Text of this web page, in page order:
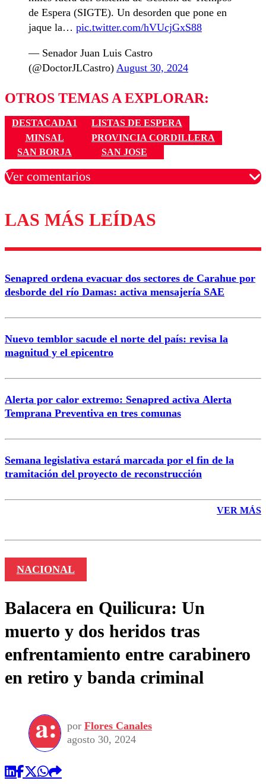
de Espera (SIGTE). Un desorden que pone en
jaque la… pic.twitter.com/hVUcjGxS88
— Senador Juan Luis Castro
(@DoctorJLCastro) August 30, 2024
OTROS TEMAS A EXPLORAR:
DESTACADA1
LISTAS DE ESPERA
MINSAL
PROVINCIA CORDILLERA
SAN BORJA
SAN JOSE
Ver comentarios
Los comentarios son moderados para garantizar un
diálogo respetuoso.
Correo
LAS MÁS LEÍDAS
Senapred ordena evacuar dos sectores de Carahue por
desborde del río Damas: activa mensajería SAE
Nuevo temblor sacude el norte del país: revisa la
magnitud y el epicentro
Alerta por calor extremo: Senapred activa Alerta
Temprana Preventiva en tres comunas
Semana legislativa estará marcada por el fin de la
tramitación del proyecto de reconstrucción
VER MÁS
NACIONAL
Balacera en Quilicura: Un
muerto y dos heridos tras
enfrentamiento entre carabinero
en retiro y banda criminal
por Flores Canales
agosto 30, 2024